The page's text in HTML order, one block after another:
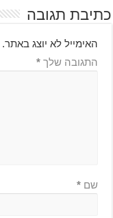
כתיבת תגובה
האימייל לא יוצג באתר.
התגובה שלך *
שם *